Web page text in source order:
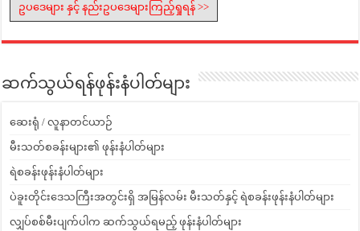
ဥပဒေများ နှင့် နည်းဥပဒေများကြည့်ရှုရန် >>
ဆက်သွယ်ရန်ဖုန်းနံပါတ်များ
ဆေးရုံ / လူနာတင်ယာဉ်
မီးသတ်စခန်းများ၏ ဖုန်းနံပါတ်များ
ရဲစခန်းဖုန်းနံပါတ်များ
ပဲခူးတိုင်းဒေသကြီးအတွင်းရှိ အမြန်လမ်း မီးသတ်နှင့် ရဲစခန်းဖုန်းနံပါတ်များ
လျှပ်စစ်မီးပျက်ပါက ဆက်သွယ်ရမည့် ဖုန်းနံပါတ်များ